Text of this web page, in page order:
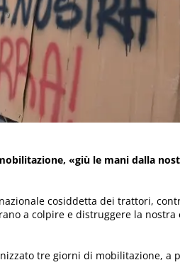
«giù le mani dalla
cosiddetta dei trattori,
a colpire e distruggere la nostra
tre giorni di mobilitazione, a